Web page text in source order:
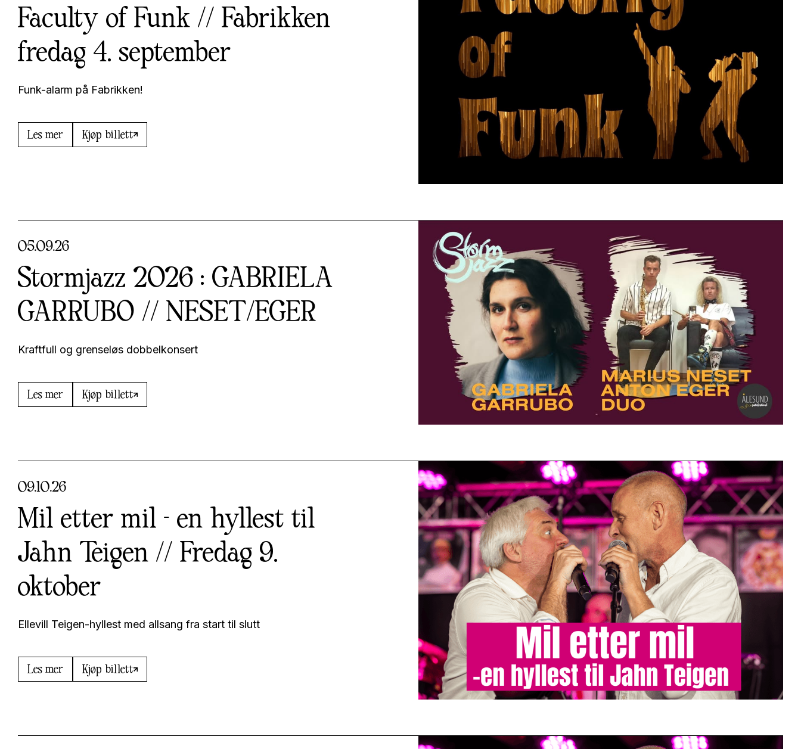
Faculty of Funk // Fabrikken
fredag 4. september
Funk-alarm på Fabrikken!
Les mer Kjøp billett
05.09.26
Stormjazz 2026 : GABRIELA
GARRUBO // NESET/EGER
Kraftfull og grenseløs dobbelkonsert
Les mer Kjøp billett
09.10.26
Mil etter mil - en hyllest til
Jahn Teigen // Fredag 9.
oktober
Ellevill Teigen-hyllest med allsang fra start til slutt
Les mer Kjøp billett